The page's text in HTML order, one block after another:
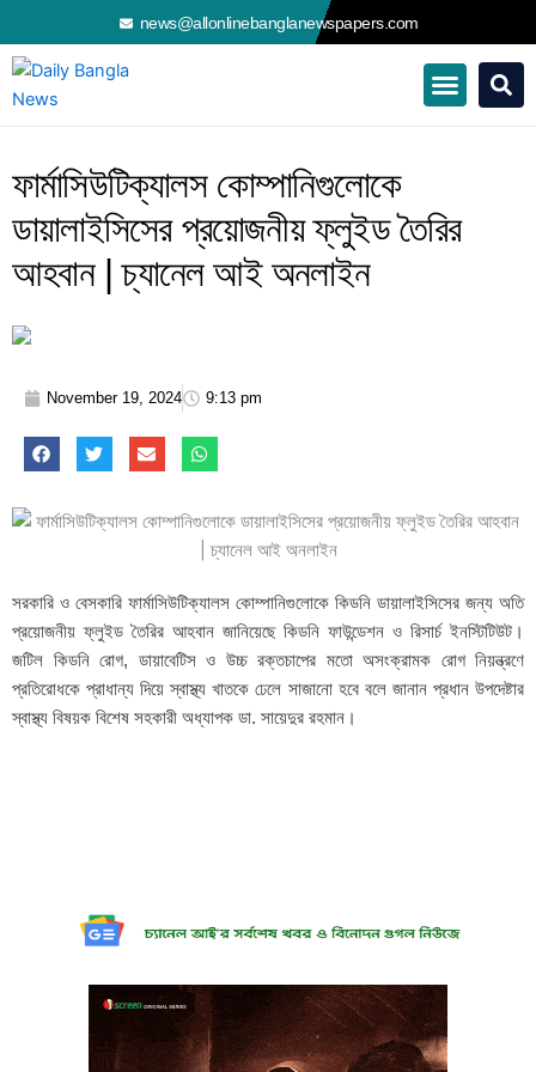
to
content
news@allonlinebanglanewspapers.com
ফার্মাসিউটিক্যালস কোম্পানিগুলোকে
ডায়ালাইসিসের প্রয়োজনীয় ফ্লুইড তৈরির
আহবান | চ্যানেল আই অনলাইন
November 19, 2024 9:13 pm
সরকারি ও বেসকারি ফার্মাসিউটিক্যালস কোম্পানিগুলোকে কিডনি ডায়ালাইসিসের জন্য অতি
প্রয়োজনীয় ফ্লুইড তৈরির আহবান জানিয়েছে কিডনি ফাউন্ডেশন ও রিসার্চ ইনস্টিটিউট।
জটিল কিডনি রোগ, ডায়াবেটিস ও উচ্চ রক্তচাপের মতো অসংক্রামক রোগ নিয়ন্ত্রণে
প্রতিরোধকে প্রাধান্য দিয়ে স্বাস্থ্য খাতকে ঢেলে সাজানো হবে বলে জানান প্রধান উপদেষ্টার
স্বাস্থ্য বিষয়ক বিশেষ সহকারী অধ্যাপক ডা. সায়েদুর রহমান।